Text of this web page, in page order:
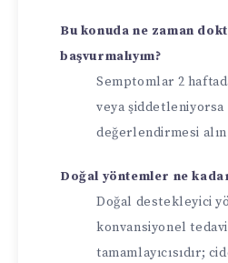
Bu konuda ne zaman
başvurmalıyım?
Semptomlar 2
veya
değerlendirmesi
Doğal yöntemler ne
Doğal destekleyici
konvansiyonel
tamamlayıcısıdır;